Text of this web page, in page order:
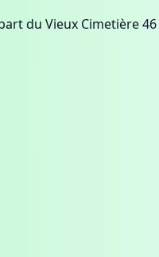
du Vieux Cimetière 46